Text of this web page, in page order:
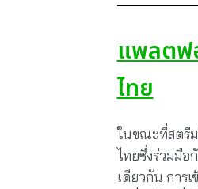
แพลตฟ
ไทย
ในขณะที่สตรี
ไทยซึ่งร่วมมือ
เดียวกัน การ